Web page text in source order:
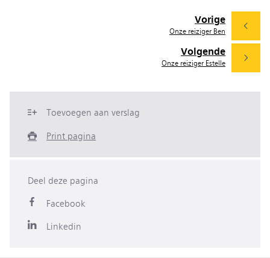
Volgende
Onze reiziger Estelle
Vorige
Onze reiziger Ben
Toevoegen aan verslag
Print pagina
Deel deze pagina
Facebook
Linkedin